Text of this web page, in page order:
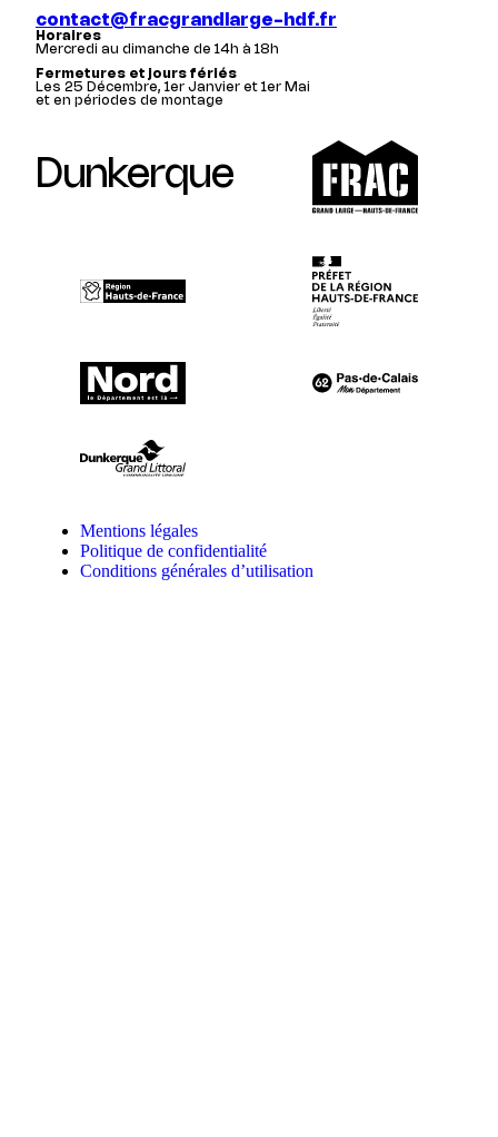
contact@fracgrandlarge-hdf.fr
Horaires
Mercredi au dimanche de 14h à 18h
Fermetures et jours fériés
Les 25 Décembre, 1er Janvier et 1er Mai
et en périodes de montage
Dunkerque
Mentions légales
Politique de confidentialité
Conditions générales d’utilisation